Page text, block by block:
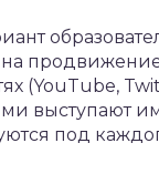
(YouTube,
выступают
под